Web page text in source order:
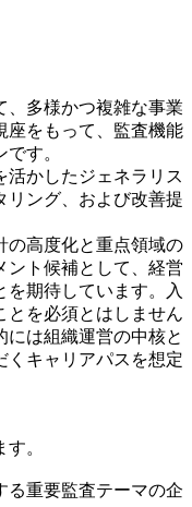
、多様かつ複雑な事業
座をもって、監査機能
す。
活かしたジェネラリス
リング、および改善提
の高度化と重点領域の
ント候補として、経営
を期待しています。入
とを必須とはしません
には組織運営の中核と
くキャリアパスを想定
。
る重要監査テーマの企